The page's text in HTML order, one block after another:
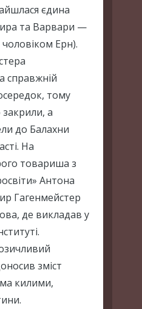
єдина
та Варвари —
Ерн).
справжній
тому
а
до Балахни
На
товариша з
Антона
Гагенмейстер
де викладав у
зміст
килими,